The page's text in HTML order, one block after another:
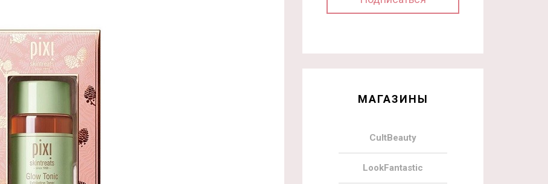
МАГАЗИНЫ
CultBeauty
LookFantastic